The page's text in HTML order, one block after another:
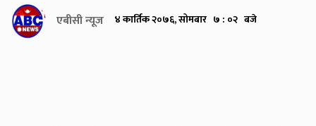
एबीसी न्यूज ४ कार्तिक २०७६, सोमबार ७ : ०२ बजे